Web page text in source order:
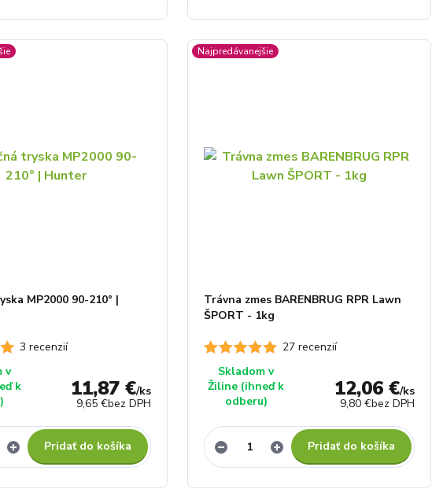
3 recenzií
MP2000 90-210° |
11,87 €/ks
9,65 €bez DPH
v
k
Pridať do košíka
Najpredávanejšie
27 recenzií
Trávna zmes BARENBRUG RPR Lawn
ŠPORT - 1kg
12,06 €/ks
9,80 €bez DPH
Skladom v
Žiline (ihneď k
odberu)
Pridať do košíka